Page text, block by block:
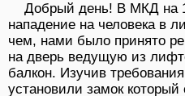
Добрый день! В МКД на
нападение на человека в
чем, нами было принято
на дверь ведущую из
балкон. Изучив
установили замок